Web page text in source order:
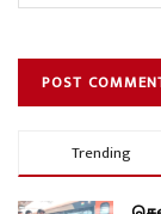
Trending